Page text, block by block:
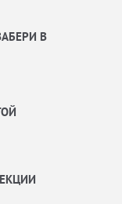
В